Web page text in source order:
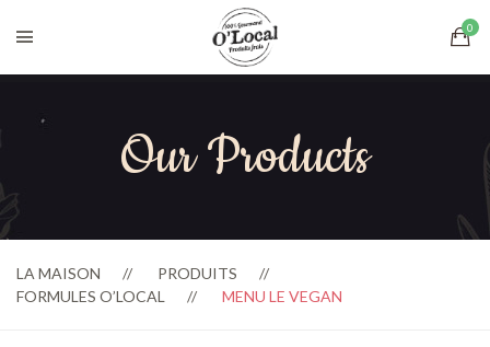
Our Products
LA MAISON
PRODUITS
FORMULES O’LOCAL
MENU LE VEGAN